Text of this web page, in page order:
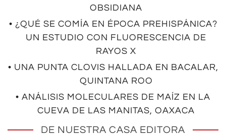
OBSIDIANA
• ¿QUÉ SE COMÍA EN ÉPOCA PREHISPÁNICA?
UN ESTUDIO CON FLUORESCENCIA DE
RAYOS X
• UNA PUNTA CLOVIS HALLADA EN BACALAR,
QUINTANA ROO
• ANÁLISIS MOLECULARES DE MAÍZ EN LA
CUEVA DE LAS MANITAS, OAXACA
DE NUESTRA CASA EDITORA